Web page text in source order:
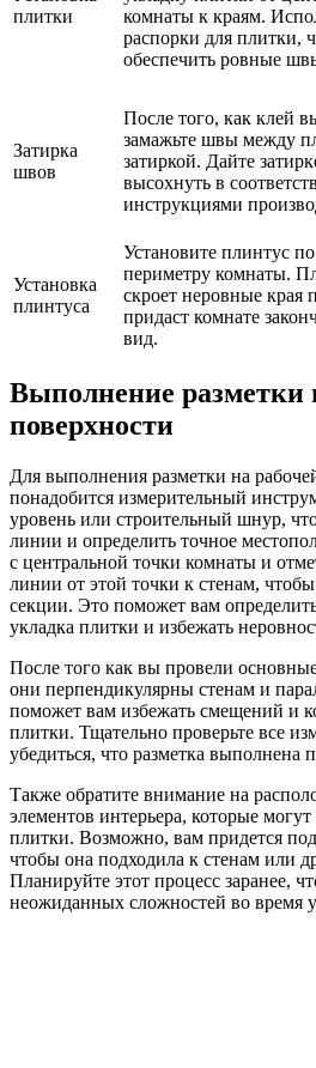
плитки
комнаты к краям.
распорки для плитки,
обеспечить ровные
Затирка
швов
После того, как клей
замажьте швы между
затиркой. Дайте
высохнуть в
инструкциями
Установка
плинтуса
Установите плинтус по
периметру комнаты.
скроет неровные края
придаст комнате
вид.
Выполнение разметки
поверхности
Для выполнения разметки на
понадобится измерительный
уровень или строительный шнур,
линии и определить точное
с центральной точки комнаты и
линии от этой точки к стенам,
секции. Это поможет вам
укладка плитки и избежать
После того как вы провели
они перпендикулярны стенам и
поможет вам избежать смещений и
плитки. Тщательно проверьте все
убедиться, что разметка выполнена
Также обратите внимание на
элементов интерьера, которые
плитки. Возможно, вам придется
чтобы она подходила к стенам или
Планируйте этот процесс заранее,
неожиданных сложностей во время